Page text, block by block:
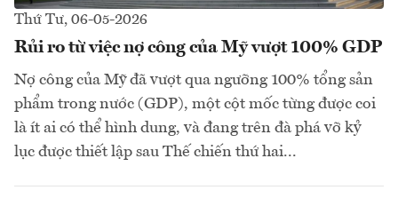
Thứ Tư, 06-05-2026
Rủi ro từ việc nợ công của Mỹ vượt 100% GDP
Nợ công của Mỹ đã vượt qua ngưỡng 100% tổng sản
phẩm trong nước (GDP), một cột mốc từng được coi
là ít ai có thể hình dung, và đang trên đà phá vỡ kỷ
lục được thiết lập sau Thế chiến thứ hai...